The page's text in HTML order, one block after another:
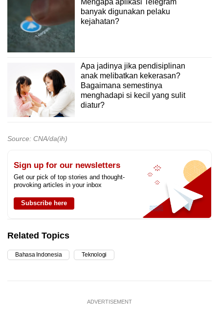
banyak digunakan pelaku
kejahatan?
Apa jadinya jika pendisiplinan
anak melibatkan kekerasan?
Bagaimana semestinya
menghadapi si kecil yang sulit
diatur?
Source: CNA/da(ih)
Sign up for our newsletters
Get our pick of top stories and thought-
provoking articles in your inbox
Subscribe here
Related Topics
Bahasa Indonesia Teknologi
ADVERTISEMENT